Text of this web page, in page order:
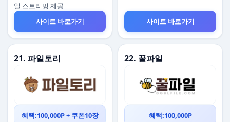
일 스트리밍 제공
사이트 바로가기
사이트 바로가기
21. 파일토리
혜택:100,000P + 쿠폰10장
22. 꿀파일
혜택:100,000P